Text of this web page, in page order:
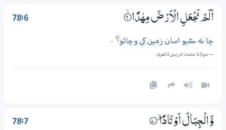
78:6 اَلَمْ نَجْعَلِ الْاَرْضَ مِهٰدًا 6‏۝ۙ
ڇا نه ڪيو اسان زمين کي وڇاڻو؟ .
— مولانا محمد ادريس ڏاھري
78:7 وَّالْـجِبَالَ اَوْتَادًا ۽ 7‏۝